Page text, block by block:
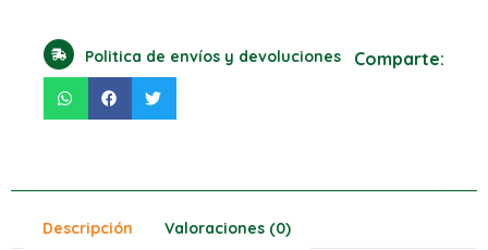
Politica de envíos y devoluciones Comparte:
Descripción Valoraciones (0)